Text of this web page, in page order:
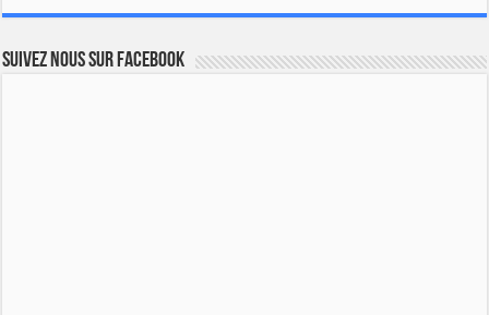
Suivez nous sur Facebook